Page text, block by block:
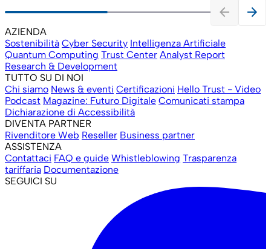
arrow_back
arrow_forward
AZIENDA
Sostenibilità Cyber Security Intelligenza Artificiale
Quantum Computing Trust Center Analyst Report
Research & Development
TUTTO SU DI NOI
Chi siamo News & eventi Certificazioni Hello Trust - Video
Podcast Magazine: Futuro Digitale Comunicati stampa
Dichiarazione di Accessibilità
DIVENTA PARTNER
Rivenditore Web Reseller Business partner
ASSISTENZA
Contattaci FAQ e guide Whistleblowing Trasparenza
tariffaria Documentazione
SEGUICI SU